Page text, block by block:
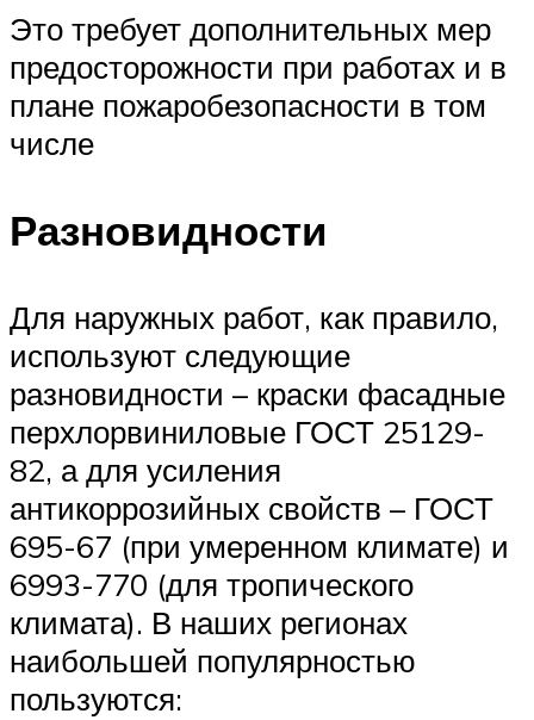
Это требует дополнительных мер
предосторожности при работах и в
плане пожаробезопасности в том
числе
Разновидности
Для наружных работ, как правило,
используют следующие
разновидности – краски фасадные
перхлорвиниловые ГОСТ 25129-
82, а для усиления
антикоррозийных свойств – ГОСТ
695-67 (при умеренном климате) и
6993-770 (для тропического
климата). В наших регионах
наибольшей популярностью
пользуются: